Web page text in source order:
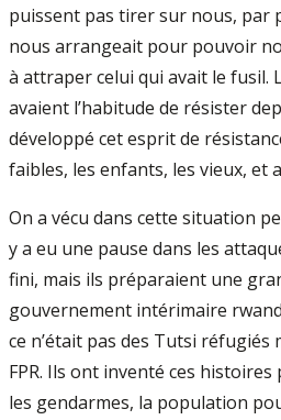
puissent pas tirer sur nous, par
nous arrangeait pour pouvoir
à attraper celui qui avait le fusil.
avaient l’habitude de résister
développé cet esprit de
faibles, les enfants, les vieux, et
On a vécu dans cette situation
y a eu une pause dans les
fini, mais ils préparaient une
gouvernement intérimaire
ce n’était pas des Tutsi réfugiés
FPR. Ils ont inventé ces
les gendarmes, la population